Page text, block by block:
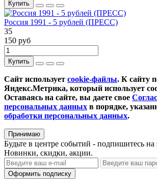
Купить
Россия 1991 - 5 рублей (ПРЕСС)
35
150 руб
Купить
Сайт использует cookie-файлы. К cайту
Яндекс.Метрика, который использует
Оставаясь на сайте, вы даете свое
персональных данных в порядке,
обработки персональных данных.
Принимаю
Будьте в центре событий - подпишитесь
Новинки, скидки, акции.
Оформить подписку